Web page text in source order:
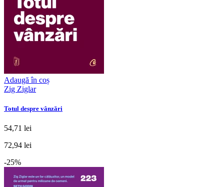
Adaugă în coș
Zig Ziglar
Totul despre vânzări
54,71 lei
72,94 lei
-25%